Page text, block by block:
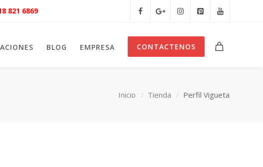
821 6869
BLOG EMPRESA CONTACTENOS
Inicio Tienda Perfil Vigueta